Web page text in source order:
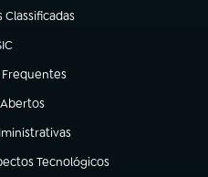
aba)
em nova aba)
aba)
nova aba)
aba)
Tecnológicos